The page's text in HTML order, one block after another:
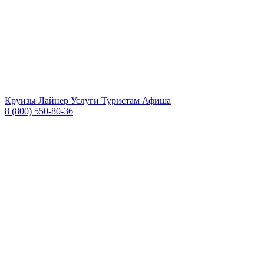
Круизы Лайнер Услуги Туристам Афиша
8 (800) 550-80-36